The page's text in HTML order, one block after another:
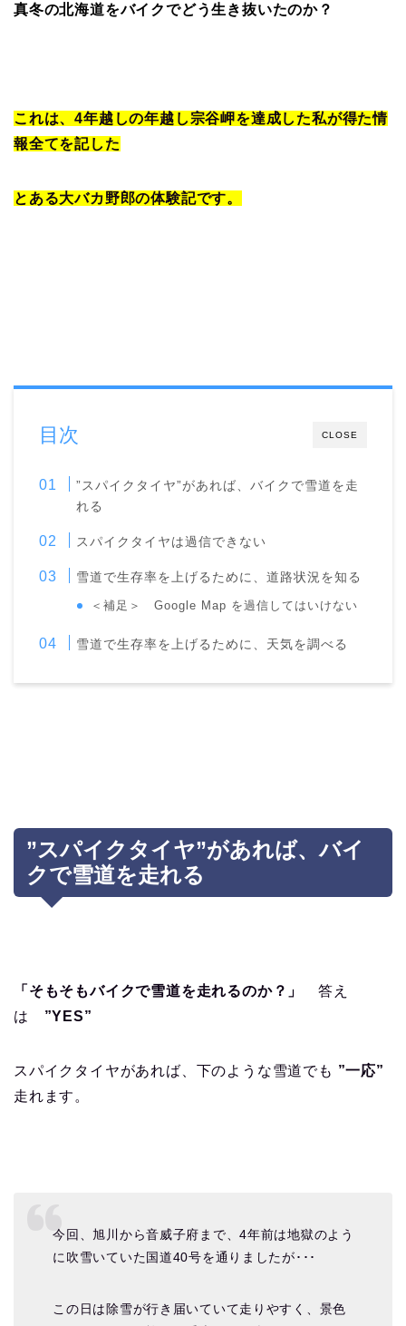
真冬の北海道をバイクでどう生き抜いたのか？
これは、4年越しの年越し宗谷岬を達成した私が得た情
報全てを記した
とある大バカ野郎の体験記です。
CLOSE
目次
”スパイクタイヤ”があれば、バイクで雪道を走
れる
スパイクタイヤは過信できない
雪道で生存率を上げるために、道路状況を知る
＜補足＞ Google Map を過信してはいけない
雪道で生存率を上げるために、天気を調べる
”スパイクタイヤ”があれば、バイ
クで雪道を走れる
「そもそもバイクで雪道を走れるのか？」 答え
は ”YES”
スパイクタイヤがあれば、下のような雪道でも ”一応”
走れます。
今回、旭川から音威子府まで、4年前は地獄のよう
に吹雪いていた国道40号を通りましたが･･･
この日は除雪が行き届いていて走りやすく、景色